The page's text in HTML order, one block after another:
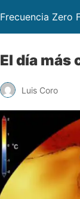
Frecuencia Zero
El día más
Luis Coro